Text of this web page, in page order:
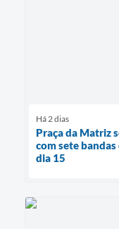
Há 2 dias
Praça da Matriz
com sete
dia 15